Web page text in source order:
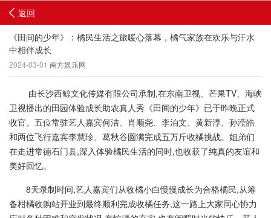
返回
《田间的少年》：橘民生活之旅暖心落幕，橘气家族在欢乐与汗水
中相伴成长
2024-03-01 南方娱乐网
由长沙西鲸文化传媒有限公司承制,在东南卫视、芒果TV、海峡
卫视播出的田园体验成长助农真人秀《田间的少年》已于昨晚正式
收官。五位常驻艺人嘉宾何洁、肖顺尧、李泊文、黄新淳、孙滢皓
和两位飞行嘉宾李慧珍、葛秋谷圆满完成五万斤收橘挑战。姐弟们
在走进常德石门县,深入体验橘民生活的同时,也收获了纯真的友谊和
美好回忆。
8天录制时间,艺人嘉宾们从收橘小白慢慢成长为合格橘民,从筹
备柑橘收购站开业到最终顺利完成收橘任务,这一路上大家同心协力